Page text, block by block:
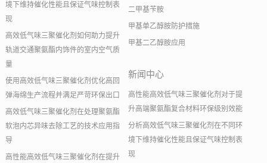
境下维持催化性能且保证气味控制表
现
高效低气味三聚催化剂如何助力提升
轨道交通聚氨酯内饰件的室内空气质
量
使用高效低气味三聚催化剂优化高回
弹海绵生产流程并满足严苛环保出口
高效低气味三聚催化剂在处理聚氨酯
软泡内芯异味去除工艺的技术应用指
导
高性能高效低气味三聚催化剂在提升
二甲基苄胺
甲基单乙醇胺防护措施
甲基二乙醇胺应用
新闻中心
高性能高效低气味三聚催化剂对于提
升高端聚氨酯复合材料环保级别效能
分析高效低气味三聚催化剂在不同环
境下维持催化性能且保证气味控制表
现